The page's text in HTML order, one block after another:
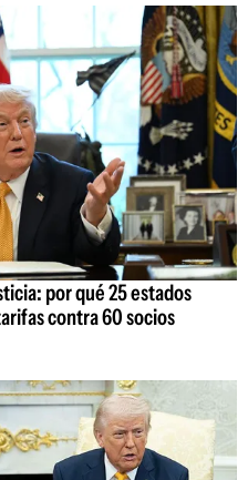
por qué 25 estados
contra 60 socios